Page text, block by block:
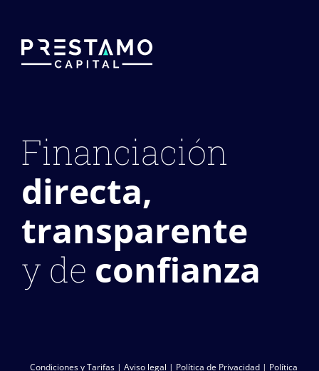
Financiación
directa,
transparente
y de confianza
Condiciones y Tarifas |Aviso legal | Política de Privacidad | Política